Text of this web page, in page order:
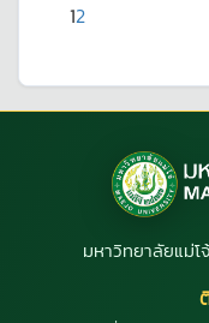
12
มหาวิทยาลัยแม่โ